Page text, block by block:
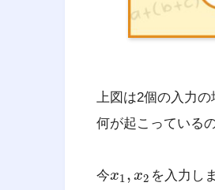
上図は2個の入力
何が起こっている
今x1, x2 を入力し